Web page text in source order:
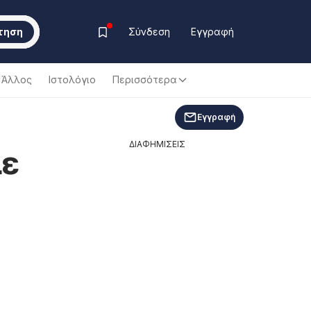
Σύνδεση Εγγραφή
Άλλος Ιστολόγιο Περισσότερα
Εγγραφή
ΔΙΑΦΗΜΙΣΕΙΣ